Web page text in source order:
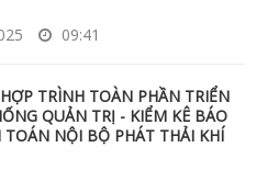
09:41
TRÌNH TOÀN PHẦN TRIỂN
QUẢN TRỊ - KIỂM KÊ BÁO
TOÁN NỘI BỘ PHÁT THẢI KHÍ